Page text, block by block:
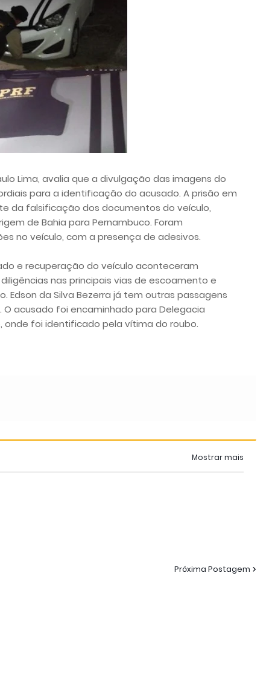
Lima, avalia que a divulgação das imagens do
para a identificação do acusado. A prisão em
da falsificação dos documentos do veículo,
de Bahia para Pernambuco. Foram
no veículo, com a presença de adesivos.
e recuperação do veículo aconteceram
nas principais vias de escoamento e
Edson da Silva Bezerra já tem outras passagens
acusado foi encaminhado para Delegacia
onde foi identificado pela vítima do roubo.
Mostrar mais
Próxima Postagem